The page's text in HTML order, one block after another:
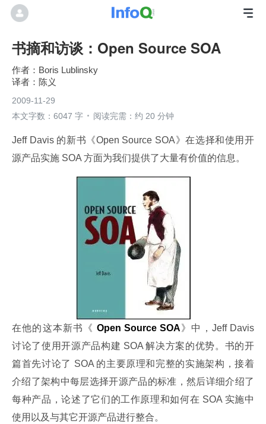
书摘和访谈：Open Source SOA
Boris Lublinsky
陈义
2009-11-29
本文字数：6047 字
阅读完需：约 20 分钟
Jeff Davis 的新书《Open Source SOA》在选择和使用开
源产品实施 SOA 方面为我们提供了大量有价值的信息。
在他的这本新书《 Open Source SOA》中，Jeff Davis
讨论了使用开源产品构建 SOA 解决方案的优势。书的开
篇首先讨论了 SOA 的主要原理和完整的实施架构，接着
介绍了架构中每层选择开源产品的标准，然后详细介绍了
每种产品，论述了它们的工作原理和如何在 SOA 实施中
使用以及与其它开源产品进行整合。